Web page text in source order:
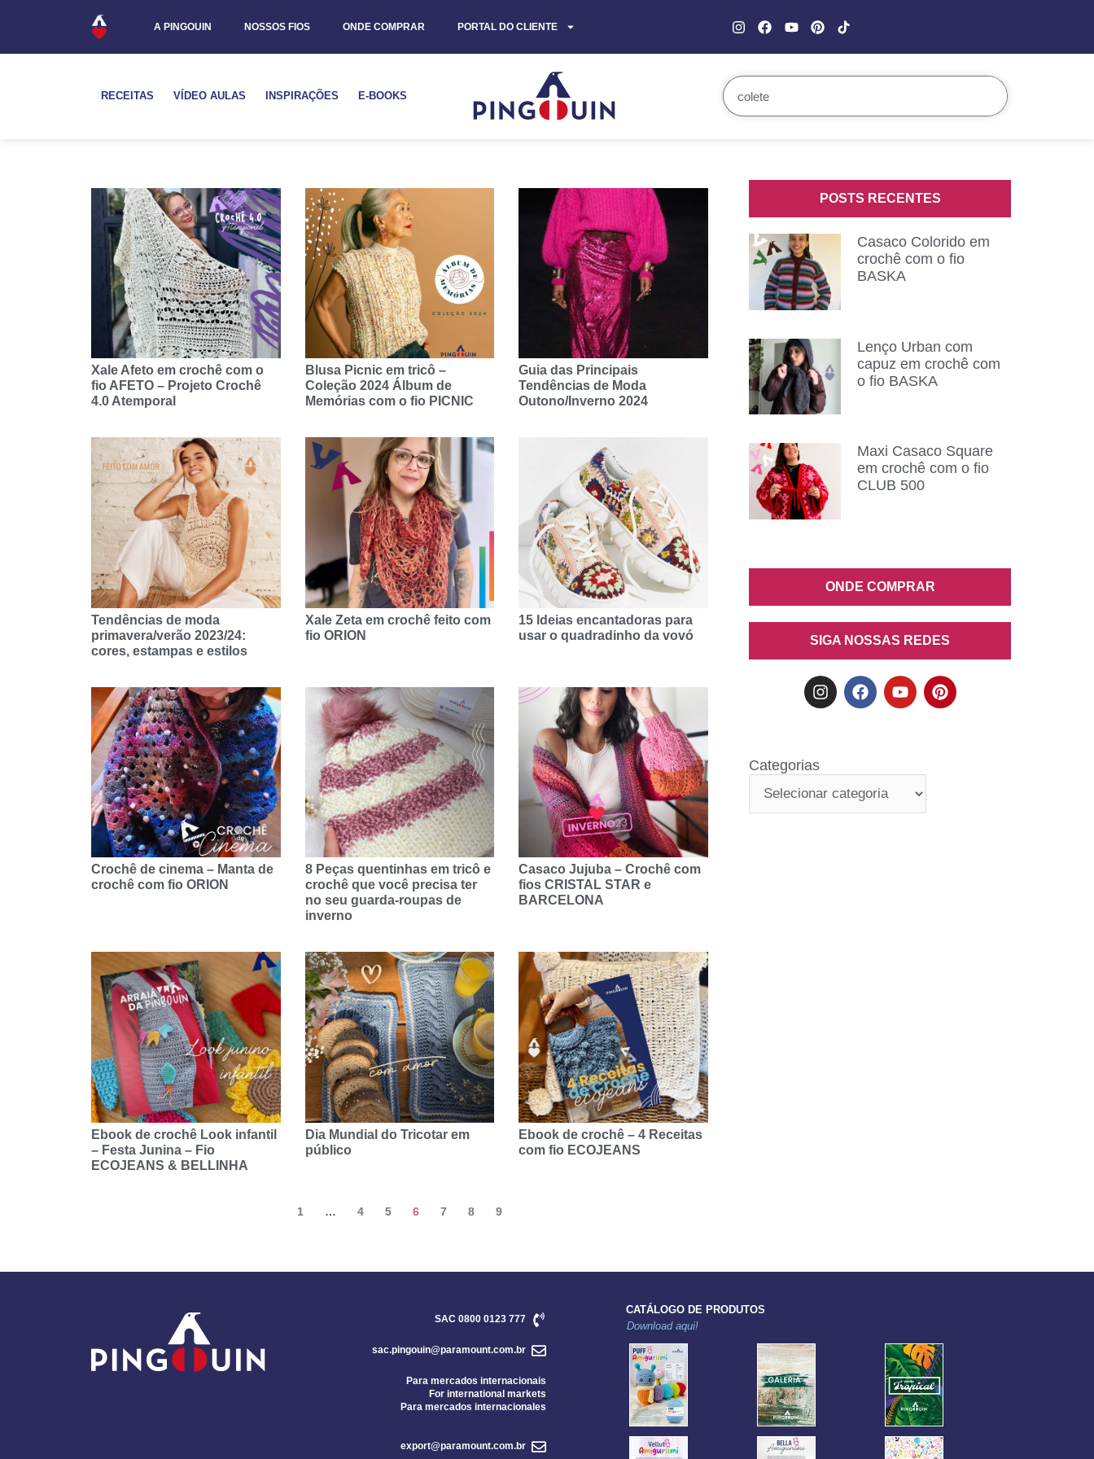
A PINGOUIN NOSSOS FIOS ONDE COMPRAR PORTAL DO CLIENTE
RECEITAS VÍDEO AULAS INSPIRAÇÕES E-BOOKS
Xale Afeto em crochê com o
fio AFETO – Projeto Crochê
4.0 Atemporal
Blusa Picnic em tricô –
Coleção 2024 Álbum de
Memórias com o fio PICNIC
Guia das Principais
Tendências de Moda
Outono/Inverno 2024
Tendências de moda
primavera/verão 2023/24:
cores, estampas e estilos
Xale Zeta em crochê feito com
fio ORION
15 Ideias encantadoras para
usar o quadradinho da vovó
Crochê de cinema – Manta de
crochê com fio ORION
8 Peças quentinhas em tricô e
crochê que você precisa ter
no seu guarda-roupas de
inverno
Casaco Jujuba – Crochê com
fios CRISTAL STAR e
BARCELONA
Ebook de crochê Look infantil
– Festa Junina – Fio
ECOJEANS & BELLINHA
Dia Mundial do Tricotar em
público
Ebook de crochê – 4 Receitas
com fio ECOJEANS
1 … 4 5 6 7 8 9
POSTS RECENTES
Casaco Colorido em
crochê com o fio
BASKA
Lenço Urban com
capuz em crochê com
o fio BASKA
Maxi Casaco Square
em crochê com o fio
CLUB 500
ONDE COMPRAR
SIGA NOSSAS REDES
Categorias
SAC 0800 0123 777
sac.pingouin@paramount.com.br
Para mercados internacionais
For international markets
Para mercados internacionales
export@paramount.com.br
CATÁLOGO DE PRODUTOS
Download aqui!